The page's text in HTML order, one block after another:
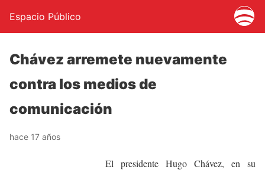
Espacio Público
Chávez arremete nuevamente
contra los medios de
comunicación
hace 17 años
El presidente Hugo Chávez, en su